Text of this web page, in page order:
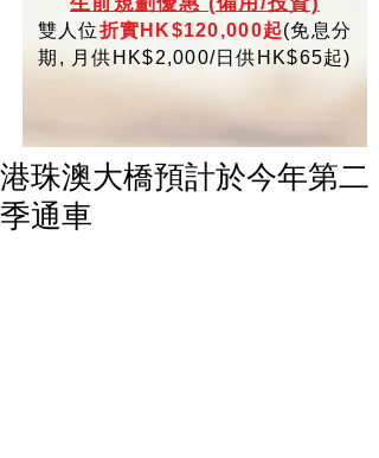
雙人位折實HK$120,000起(免息分
期, 月供HK$2,000/日供HK$65起)
港珠澳大橋預計於今年第二
季通車